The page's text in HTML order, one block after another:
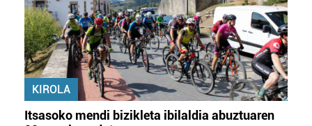
KIROLA
Itsasoko mendi bizikleta ibilaldia abuztuaren